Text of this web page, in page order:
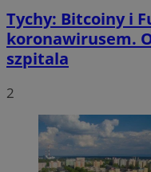
Tychy: Bitcoiny i
koronawirusem.
szpitala
2